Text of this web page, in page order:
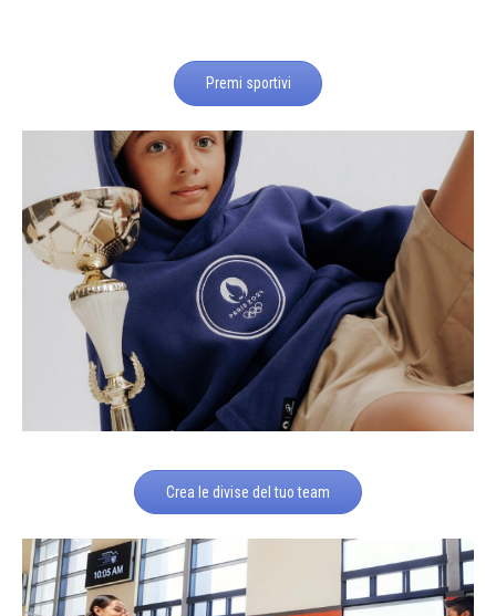
Premi sportivi
Crea le divise del tuo team